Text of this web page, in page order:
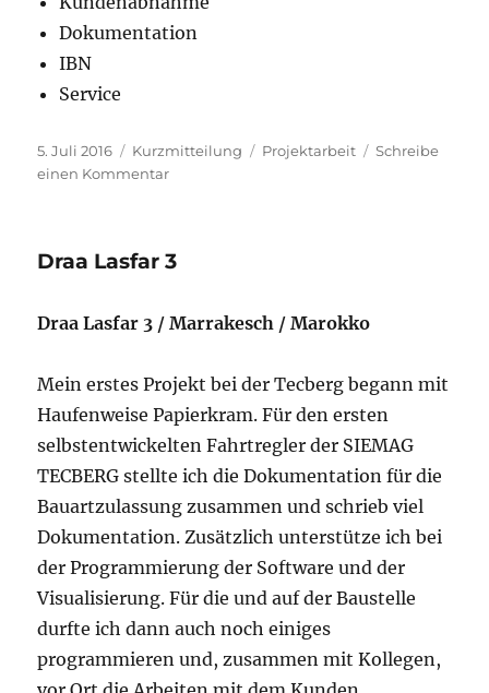
Dokumentation
IBN
Service
Veröffentlicht
am
5. Juli 2016 Format
Kurzmitteilung Schlagwörter
Projektarbeit
Schreibe
einen Kommentarzu
Draa Lasfar 3
Draa Lasfar 3 / Marrakesch / Marokko
Mein erstes Projekt bei der Tecberg begann mit
Haufenweise Papierkram. Für den ersten
selbstentwickelten Fahrtregler der SIEMAG
TECBERG stellte ich die Dokumentation für die
Bauartzulassung zusammen und schrieb viel
Dokumentation. Zusätzlich unterstütze ich bei
der Programmierung der Software und der
Visualisierung. Für die und auf der Baustelle
durfte ich dann auch noch einiges
programmieren und, zusammen mit Kollegen,